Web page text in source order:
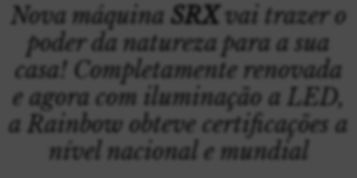
Nova máquina SRXvai trazer o
poder da natureza para a sua
casa! Completamente renovada
e agora com iluminação a LED,
a Rainbow obteve certificações a
nível nacional e mundial